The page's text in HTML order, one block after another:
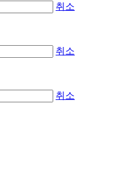
취소
취소
취소